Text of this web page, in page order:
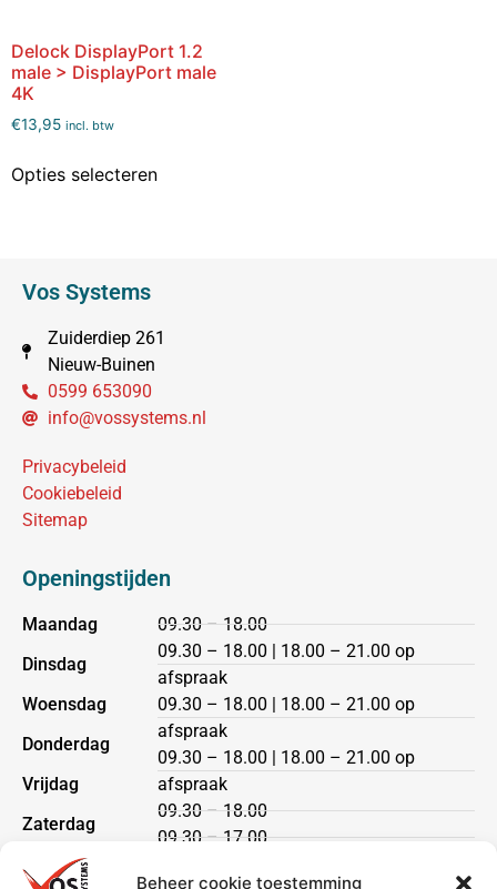
Beheer cookie toestemming
Delock DisplayPort 1.2
male > DisplayPort male
4K
€13,95 incl. btw
Opties selecteren
Vos Systems
Zuiderdiep 261
Nieuw-Buinen
0599 653090
info@vossystems.nl
Privacybeleid
Cookiebeleid
Sitemap
Openingstijden
Maandag
Dinsdag
Woensdag
Donderdag
Vrijdag
Zaterdag
Zondag
09.30 – 18.00
09.30 – 18.00 | 18.00 – 21.00 op
afspraak
09.30 – 18.00 | 18.00 – 21.00 op
afspraak
09.30 – 18.00 | 18.00 – 21.00 op
afspraak
09.30 – 18.00
09.30 – 17.00